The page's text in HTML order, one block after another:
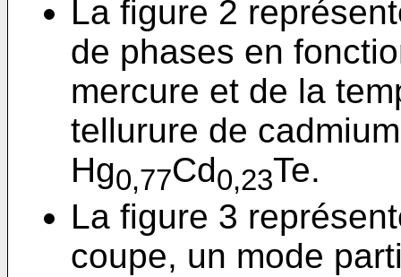
La figure 2
de phases en
mercure et de la
tellurure de
Hg0,77Cd0,23Te.
La figure 3
coupe, un mode